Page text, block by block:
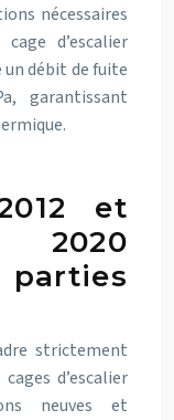
nécessaires
d’escalier
débit de fuite
garantissant
et
2020
strictement
d’escalier
neuves et